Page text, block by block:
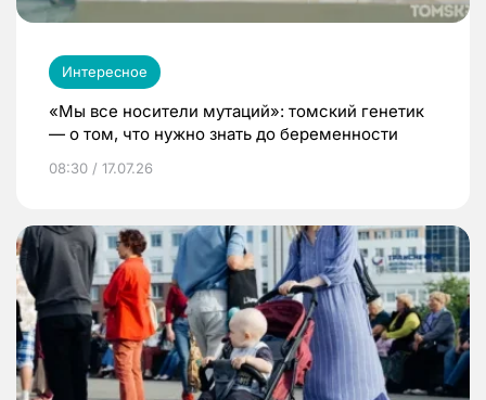
Интересное
«Мы все носители мутаций»: томский генетик
— о том, что нужно знать до беременности
08:30 / 17.07.26